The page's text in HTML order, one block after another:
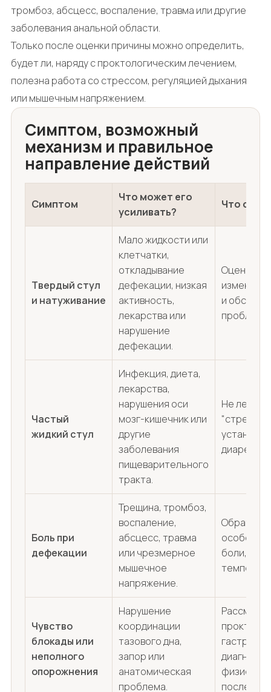
тромбоз, абсцесс, воспаление, травма или другие
заболевания анальной области.
Только после оценки причины можно определить,
будет ли, наряду с проктологическим лечением,
полезна работа со стрессом, регуляцией дыхания
или мышечным напряжением.
Симптом, возможный
механизм и правильное
направление действий
Симптом
Что может его
усиливать?
Что
Твердый стул
и натуживание
Мало жидкости или
клетчатки,
откладывание
дефекации, низкая
активность,
лекарства или
нарушение
дефекации.
Оценить
изменить
и
проблема
Частый
жидкий стул
Инфекция, диета,
лекарства,
нарушения оси
мозг-кишечник или
другие
заболевания
пищеварительного
тракта.
Не
"стресс";
диареи.
Боль при
дефекации
Трещина, тромбоз,
воспаление,
абсцесс, травма
или чрезмерное
мышечное
напряжение.
особенно
боли,
Чувство
блокады или
неполного
опорожнения
Нарушение
координации
тазового дна,
запор или
анатомическая
проблема.
после